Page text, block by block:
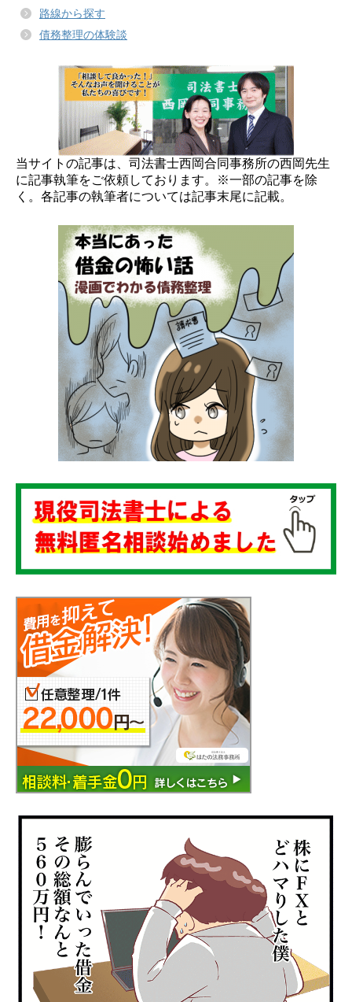
路線から探す
債務整理の体験談
当サイトの記事は、司法書士西岡合同事務所の西岡先生
に記事執筆をご依頼しております。※一部の記事を除
く。各記事の執筆者については記事末尾に記載。